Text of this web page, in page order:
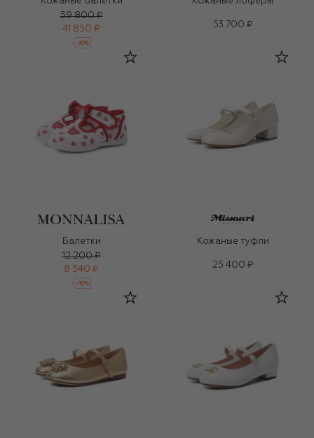
59 800 ₽
41 850 ₽
-30%
53 700 ₽
Балетки
12 200 ₽
8 540 ₽
-30%
Кожаные туфли
25 400 ₽